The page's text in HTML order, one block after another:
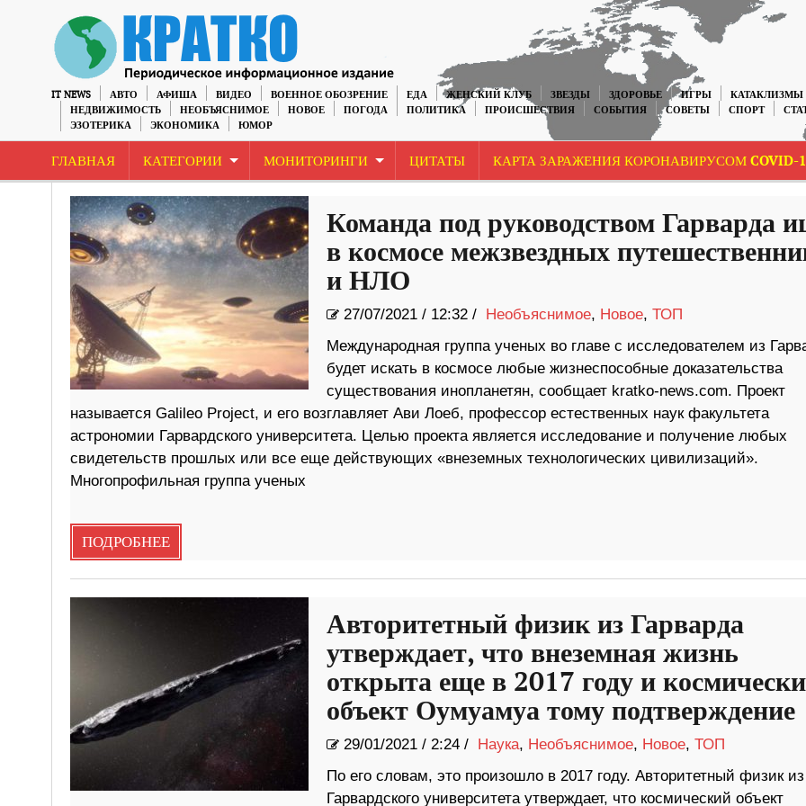
IT NEWS АВТО АФИША ВИДЕО ВОЕННОЕ ОБОЗРЕНИЕ ЕДА ЖЕНСКИЙ КЛУБ ЗВЕЗДЫ ЗДОРОВЬЕ ИГРЫ
КАТАКЛИЗМЫ
НЕДВИЖИМОСТЬ
НЕОБЪЯСНИМОЕ НОВОЕ ПОГОДА ПОЛИТИКА ПРОИСШЕСТВИЯ СОБЫТИЯ СОВЕТЫ СПОРТ
ЭЗОТЕРИКА
ЭКОНОМИКА ЮМОР
ГЛАВНАЯ КАТЕГОРИИ МОНИТОРИНГИ ЦИТАТЫ КАРТА ЗАРАЖЕНИЯ КОРОНАВИРУСОМ COVID-
Команда под руководством Гарварда
в космосе межзвездных
и НЛО
27/07/2021/ 12:32 / Необъяснимое, Новое, ТОП
Международная группа ученых во главе с исследователем из
будет искать в космосе любые жизнеспособные доказательства
существования инопланетян, сообщает kratko-news.com. Проект
называется Galileo Project, и его возглавляет Ави Лоеб, профессор естественных наук факультета
астрономии Гарвардского университета. Целью проекта является исследование и получение любых
свидетельств прошлых или все еще действующих «внеземных технологических цивилизаций».
Многопрофильная группа ученых
ПОДРОБНЕЕ
Авторитетный физик из Гарварда
утверждает, что внеземная жизнь
открыта еще в 2017 году и
объект Оумуамуа тому подтверждение
29/01/2021/ 2:24 / Наука, Необъяснимое, Новое, ТОП
По его словам, это произошло в 2017 году. Авторитетный физик из
Гарвардского университета утверждает, что космический объект